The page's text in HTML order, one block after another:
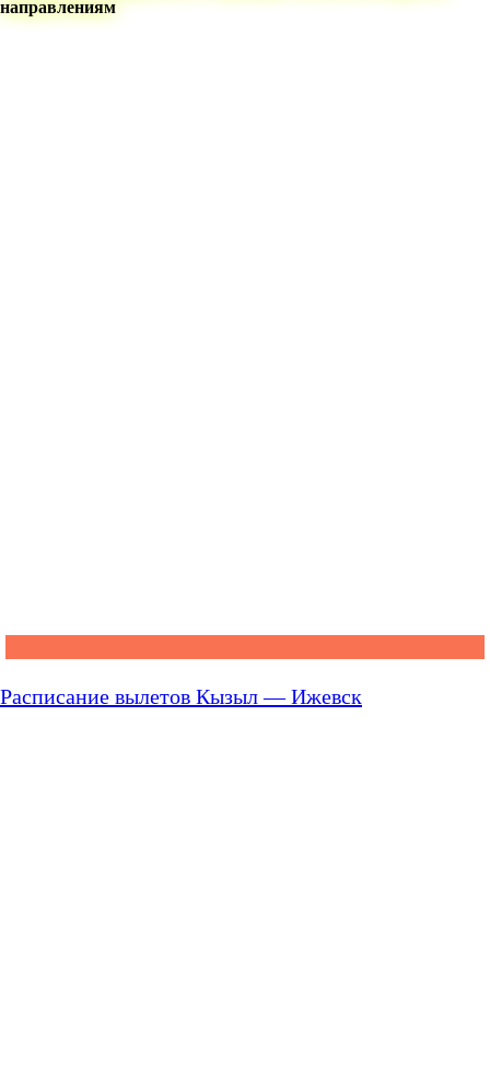
направлениям
Расписание вылетов Кызыл — Ижевск